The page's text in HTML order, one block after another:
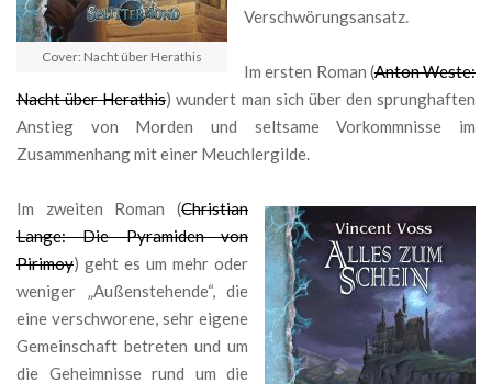
Cover: Nacht über Herathis
Verschwörungsansatz.
Im ersten Roman (Anton Weste:
Nacht über Herathis) wundert man sich über den sprunghaften
Anstieg von Morden und seltsame Vorkommnisse im
Zusammenhang mit einer Meuchlergilde.
Im zweiten Roman (Christian
Lange: Die Pyramiden von
Pirimoy) geht es um mehr oder
weniger „Außenstehende“, die
eine verschworene, sehr eigene
Gemeinschaft betreten und um
die Geheimnisse rund um die